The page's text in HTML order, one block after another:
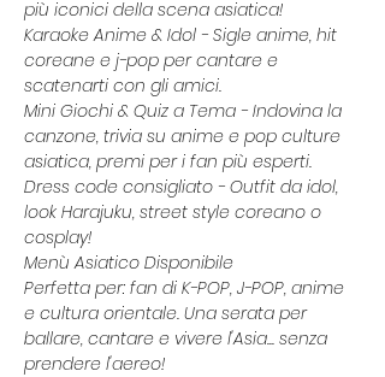
più iconici della scena asiatica!
Karaoke Anime & Idol - Sigle anime, hit
coreane e j-pop per cantare e
scatenarti con gli amici.
Mini Giochi & Quiz a Tema - Indovina la
canzone, trivia su anime e pop culture
asiatica, premi per i fan più esperti.
Dress code consigliato - Outfit da idol,
look Harajuku, street style coreano o
cosplay!
Menù Asiatico Disponibile
Perfetta per: fan di K-POP, J-POP, anime
e cultura orientale. Una serata per
ballare, cantare e vivere l'Asia... senza
prendere l'aereo!